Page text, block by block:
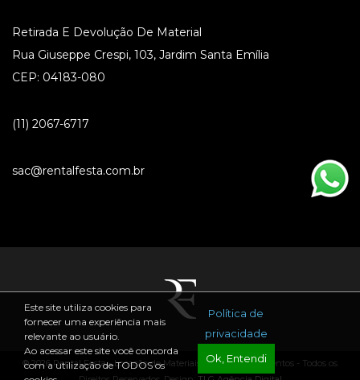
Retirada E Devolução De Material
Rua Giuseppe Crespi, 103, Jardim Santa Emília
CEP: 04183-080
(11) 2067-6717
sac@rentalfesta.com.br
® 2026 Rental Festa - Locação de Materiais para Festas e Eventos - Todos os
Este site utiliza cookies para
fornecer uma experiência mais
relevante ao usuário.
Ao acessar este site você concorda
com a utilização de TODOS os
Política de
privacidade
Ok, Entendi